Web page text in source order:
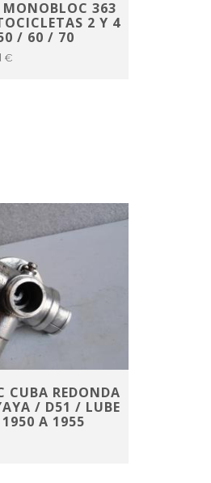
MONOBLOC 363
2 Y 4
/ 60 / 70
€
CUBA REDONDA
/ D51 / LUBE
A 1955